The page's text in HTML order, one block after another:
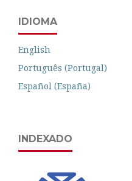
IDIOMA
English
Português (Portugal)
Español (España)
INDEXADO